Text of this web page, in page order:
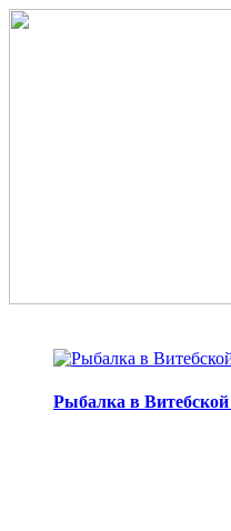
Перейти к основному
Рыбалка в Витебской